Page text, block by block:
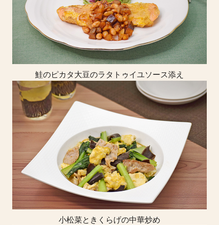
鮭のピカタ大豆のラタトゥイユソース添え
小松菜ときくらげの中華炒め